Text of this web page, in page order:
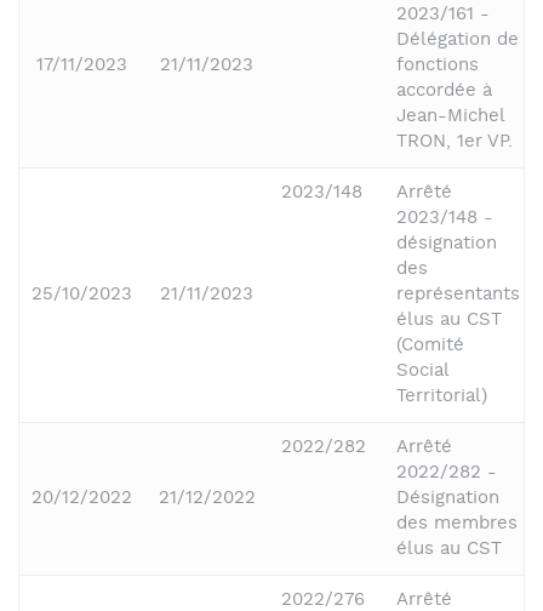
17/11/2023 21/11/2023
2023/161 -
Délégation de
fonctions
accordée à
Jean-Michel
TRON, 1er VP.
25/10/2023 21/11/2023
2023/148
Arrêté
2023/148 -
désignation
des
représentants
élus au CST
(Comité
Social
Territorial)
20/12/2022 21/12/2022
2022/282
Arrêté
2022/282 -
Désignation
des membres
élus au CST
2022/276
Arrêté